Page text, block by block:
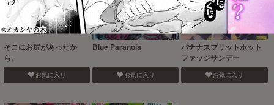
そこにお尻があったか
ら。
お気に入り
Blue Paranoia
お気に入り
バナナスプリットホット
ファッジサンデー
お気に入り